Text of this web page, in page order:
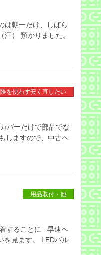
は朝一だけ、しばら
） 預かりました。
を使わず安く直したい
バーだけで部品でな
しますので、中古ヘ
用品取付・他
することに 早速ヘ
を見ます。 LEDバル